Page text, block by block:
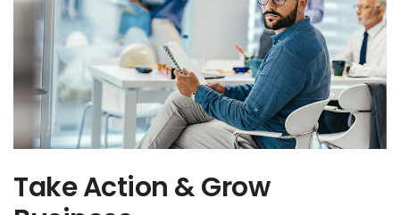
Take Action & Grow